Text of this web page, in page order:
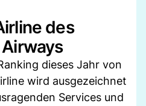
des
dieses Jahr von
wird ausgezeichnet
Services und